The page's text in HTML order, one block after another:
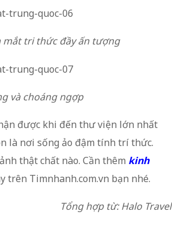
tri thức đầy ấn tượng
và choáng ngợp
được khi đến thư viện lớn nhất
là nơi sống ảo đậm tính trí thức.
thật chất nào. Cần thêm kinh
trên Timnhanh.com.vn bạn nhé.
Tổng hợp từ: Halo Travel